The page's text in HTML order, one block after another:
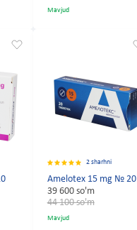
Mavjud
2 sharhni
Amelotex 15 mg № 20
39 600 so'm
44 100 so'm
Mavjud